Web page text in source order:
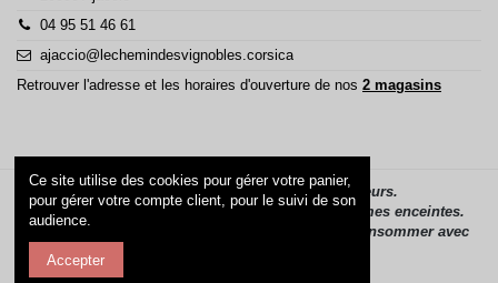
04 95 51 46 61
ajaccio@lechemindesvignobles.corsica
Retrouver l'adresse et les horaires d'ouverture de nos 2 magasins
La vente d’alcool est interdite aux mineurs.
L’alcool ne doit pas être consommé par les femmes enceintes.
L’abus d’alcool est dangereux pour la santé, à consommer avec
Ce site utilise des cookies pour gérer votre panier,
pour gérer votre compte client, pour le suivi de son
audience.
Accepter